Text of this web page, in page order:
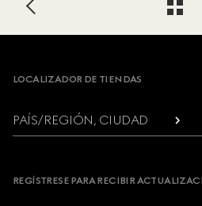
Footer
LOCALIZADOR DE TIENDAS
PAÍS/REGIÓN, CIUDAD
REGÍSTRESE PARA RECIBIR